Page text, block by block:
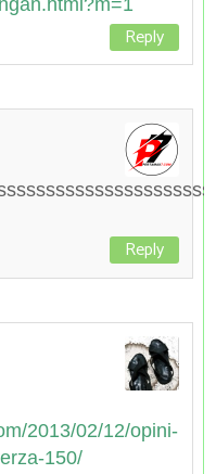
Reply
Reply
2013/02/12/opini-
150/